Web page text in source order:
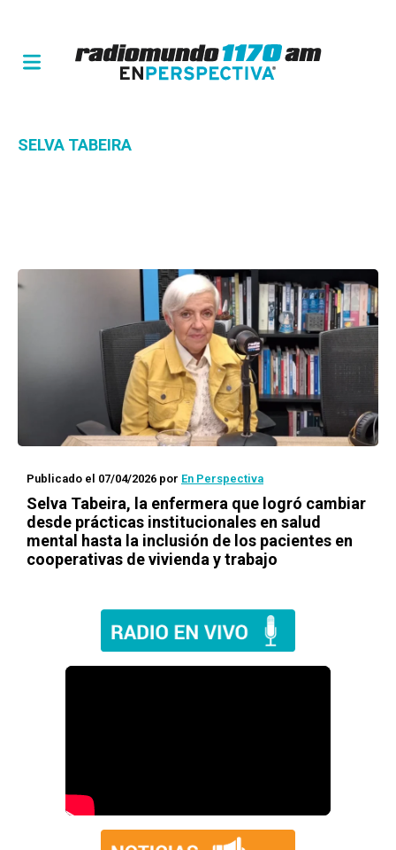
SELVA TABEIRA
Publicado el 07/04/2026 por En Perspectiva
Selva Tabeira, la enfermera que logró cambiar
desde prácticas institucionales en salud
mental hasta la inclusión de los pacientes en
cooperativas de vivienda y trabajo